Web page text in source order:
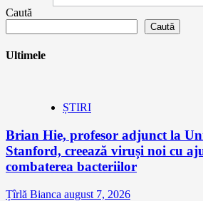
Caută
Caută
Ultimele
ȘTIRI
Brian Hie, profesor adjunct la
Stanford, creează viruși noi cu
combaterea bacteriilor
Țîrlă Bianca august 7, 2026